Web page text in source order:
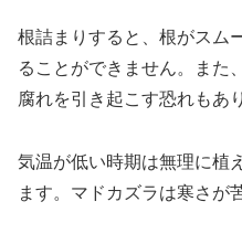
根詰まりすると、根がスム
ることができません。また
腐れを引き起こす恐れもあ
気温が低い時期は無理に植
ます。マドカズラは寒さが